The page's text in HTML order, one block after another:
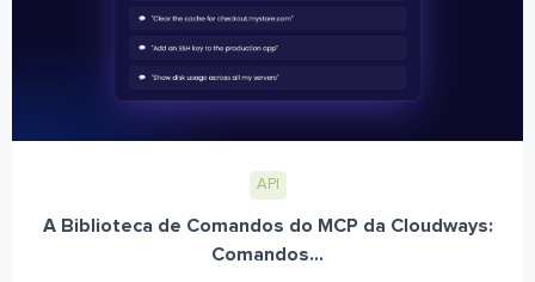
API
A Biblioteca de Comandos do MCP da Cloudways:
Comandos...